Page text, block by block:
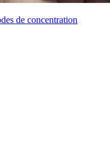
de concentration